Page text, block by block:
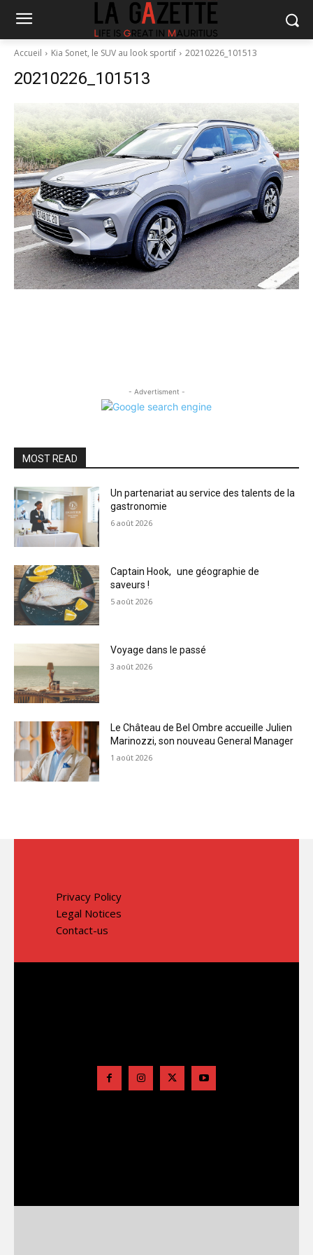
Accueil Kia Sonet, le SUV au look sportif 20210226_101513
20210226_101513
- Advertisment -
MOST READ
Un partenariat au service des talents de la
gastronomie
6 août 2026
Captain Hook, une géographie de
saveurs !
5 août 2026
Voyage dans le passé
3 août 2026
Le Château de Bel Ombre accueille Julien
Marinozzi, son nouveau General Manager
1 août 2026
Privacy Policy
Legal Notices
Contact-us